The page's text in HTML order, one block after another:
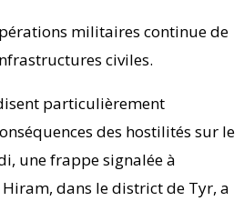
militaires continue de
civiles.
particulièrement
des hostilités sur le
une frappe signalée à
dans le district de Tyr, a